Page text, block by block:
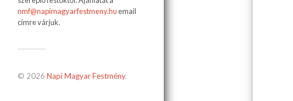
nmf@napimagyarfestmeny.hu email
címre várjuk.
© 2026 Napi Magyar Festmény.